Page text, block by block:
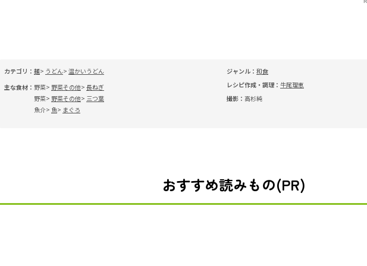
カテゴリ： 麺 うどん 温かいうどん
主な食材： 野菜 野菜その他 長ねぎ
野菜
野菜その他
三つ葉
魚介
魚 まぐろ
ジャンル： 和食
レシピ作成・調理： 牛尾理恵
撮影： 高杉純
おすすめ読みもの(PR)